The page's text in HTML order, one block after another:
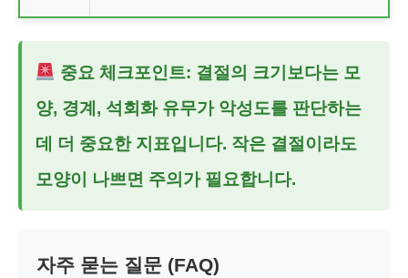
중요 체크포인트: 결절의 크기보다는 모
양, 경계, 석회화 유무가 악성도를 판단하는
데 더 중요한 지표입니다. 작은 결절이라도
모양이 나쁘면 주의가 필요합니다.
자주 묻는 질문 (FAQ)